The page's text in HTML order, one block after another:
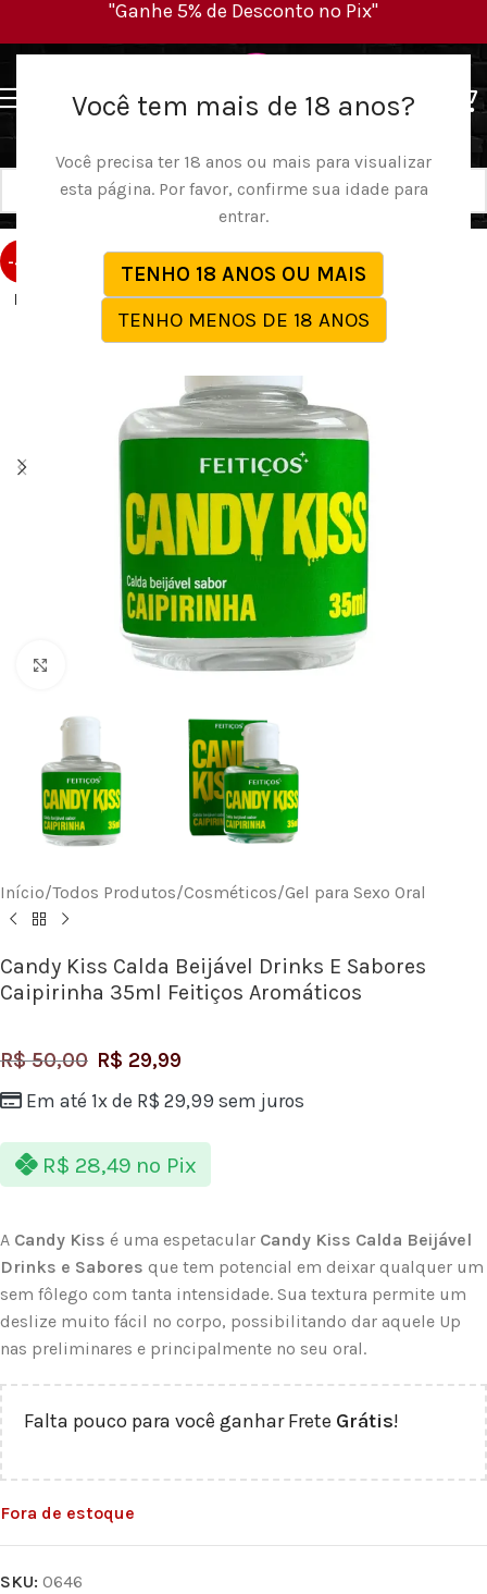
Você tem mais de 18 anos?
Você precisa ter 18 anos ou mais para visualizar
esta página. Por favor, confirme sua idade para
entrar.
TENHO 18 ANOS OU MAIS
TENHO MENOS DE 18 ANOS
"Ganhe 5% de Desconto no Pix"
-40%
ESG
Clique para ampliar
Início/Todos Produtos/Cosméticos/Gel para Sexo Oral
Candy Kiss Calda Beijável Drinks E Sabores
Caipirinha 35ml Feitiços Aromáticos
R$50,00 R$ 29,99
Em até 1x de R$ 29,99 sem juros
R$ 28,49 no Pix
A Candy Kiss é uma espetacular Candy Kiss Calda Beijável
Drinks e Sabores que tem potencial em deixar qualquer um
sem fôlego com tanta intensidade. Sua textura permite um
deslize muito fácil no corpo, possibilitando dar aquele Up
nas preliminares e principalmente no seu oral.
Falta pouco para você ganhar Frete Grátis!
Fora de estoque
SKU: 0646